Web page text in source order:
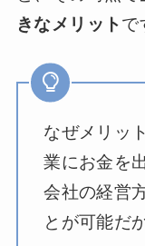
きなメリットで
なぜメリッ
業にお金を
会社の経営
とが可能だ